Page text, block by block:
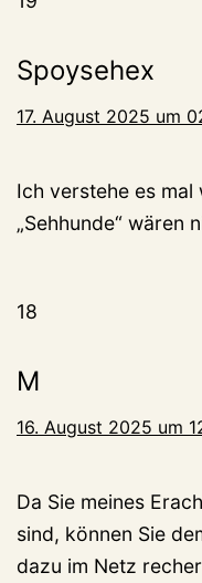
Spoysehex
17. August 2025 um
Ich verstehe es
„Sehhunde“ wären
18
M
16. August 2025 um
Da Sie meines
sind, können Sie
dazu im Netz